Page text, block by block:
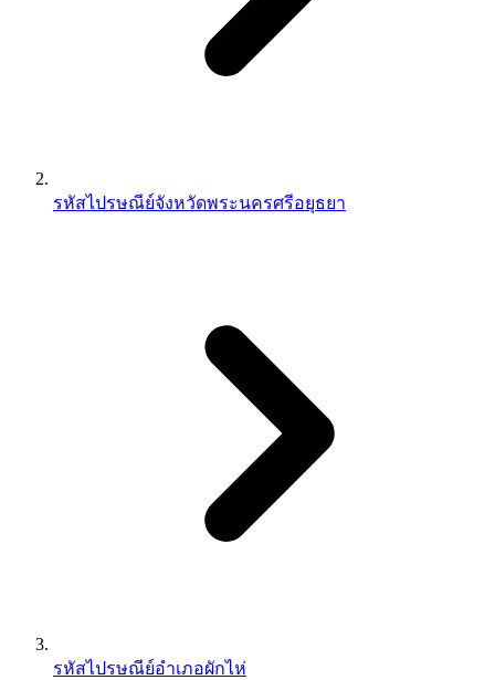
รหัสไปรษณีย์จังหวัดพระนครศรีอยุธยา
รหัสไปรษณีย์อำเภอผักไห่